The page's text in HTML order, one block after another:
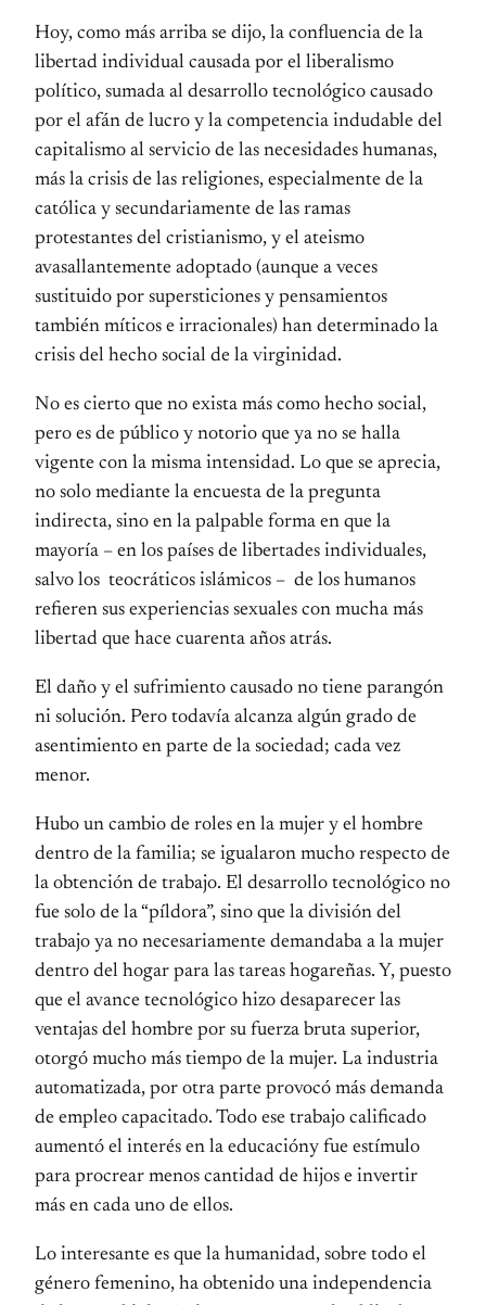
Hoy, como más arriba se dijo, la confluencia de la
libertad individual causada por el liberalismo
político, sumada al desarrollo tecnológico causado
por el afán de lucro y la competencia indudable del
capitalismo al servicio de las necesidades humanas,
más la crisis de las religiones, especialmente de la
católica y secundariamente de las ramas
protestantes del cristianismo, y el ateismo
avasallantemente adoptado (aunque a veces
sustituido por supersticiones y pensamientos
también míticos e irracionales) han determinado la
crisis del hecho social de la virginidad.
No es cierto que no exista más como hecho social,
pero es de público y notorio que ya no se halla
vigente con la misma intensidad. Lo que se aprecia,
no solo mediante la encuesta de la pregunta
indirecta, sino en la palpable forma en que la
mayoría – en los países de libertades individuales,
salvo los teocráticos islámicos – de los humanos
refieren sus experiencias sexuales con mucha más
libertad que hace cuarenta años atrás.
El daño y el sufrimiento causado no tiene parangón
ni solución. Pero todavía alcanza algún grado de
asentimiento en parte de la sociedad; cada vez
menor.
Hubo un cambio de roles en la mujer y el hombre
dentro de la familia; se igualaron mucho respecto de
la obtención de trabajo. El desarrollo tecnológico no
fue solo de la “píldora”, sino que la división del
trabajo ya no necesariamente demandaba a la mujer
dentro del hogar para las tareas hogareñas. Y, puesto
que el avance tecnológico hizo desaparecer las
ventajas del hombre por su fuerza bruta superior,
otorgó mucho más tiempo de la mujer. La industria
automatizada, por otra parte provocó más demanda
de empleo capacitado. Todo ese trabajo calificado
aumentó el interés en la educacióny fue estímulo
para procrear menos cantidad de hijos e invertir
más en cada uno de ellos.
Lo interesante es que la humanidad, sobre todo el
género femenino, ha obtenido una independencia